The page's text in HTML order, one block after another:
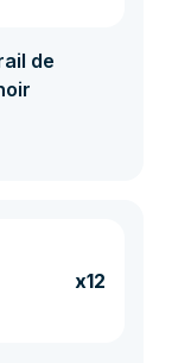
de
x12